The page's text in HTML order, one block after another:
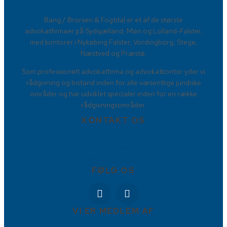
​Bang / Brorsen & Fogtdal er et af de største
advokatfirmaer på Sydsjælland, Møn og Lolland-Falster,
med kontorer i Nykøbing Falster, Vordingborg, Stege,
Næstved og Præstø.
Som professionelt advokatfirma og advokatkontor yder vi
rådgivning og bistand inden for alle væsentlige juridiske
områder og har udviklet specialer inden for en række
rådgivningsområder.
KONTAKT OS
FØLG OS
VI ER MEDLEM AF